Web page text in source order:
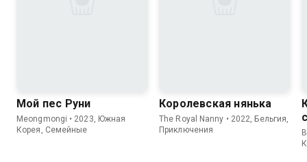
Мой пес Руни
Meongmongi • 2023, Южная
Корея, Семейные
Королевская нянька
The Royal Nanny • 2022, Бельгия,
Приключения